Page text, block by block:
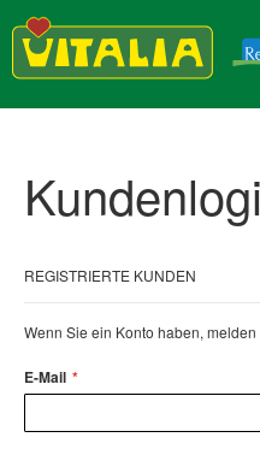
REGISTRIERTE KUNDEN
Wenn Sie ein Konto haben,
E-Mail